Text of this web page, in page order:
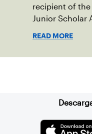
recipient of the
Junior Scholar
state’s Player
READ MORE